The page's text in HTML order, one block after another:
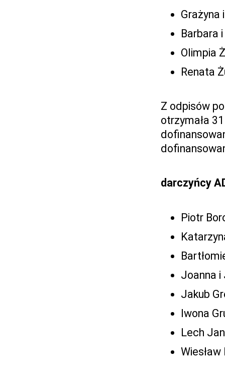
Grażyna
Barbara
Olimpia
Renata
Z odpisów
otrzymała
darczyńcy
Piotr
Joanna i
Jakub
Iwona
Lech